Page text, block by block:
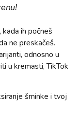
ih počneš
ne preskačeš.
odnosno u
u kremasti, TikTok
šminke i tvoj